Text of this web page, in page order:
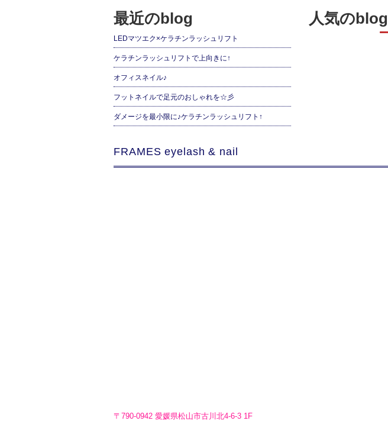
最近のblog
LEDマツエク×ケラチンラッシュリフト
ケラチンラッシュリフトで上向きに↑
オフィスネイル♪
フットネイルで足元のおしゃれを☆彡
ダメージを最小限に♪ケラチンラッシュリフト↑
人気のblog
FRAMES eyelash & nail
〒790-0942 愛媛県松山市古川北4-6-3 1F